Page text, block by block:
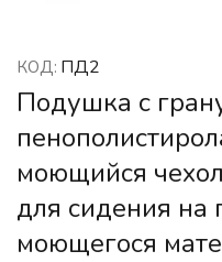
КОД: ПД2
Подушка с
моющийся
для сидения на
моющегося